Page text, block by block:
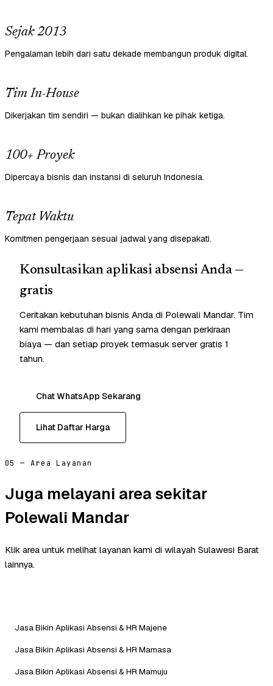
Sejak 2013
Pengalaman lebih dari satu dekade membangun produk digital.
Tim In-House
Dikerjakan tim sendiri — bukan dialihkan ke pihak ketiga.
100+ Proyek
Dipercaya bisnis dan instansi di seluruh Indonesia.
Tepat Waktu
Komitmen pengerjaan sesuai jadwal yang disepakati.
Konsultasikan aplikasi absensi Anda —
gratis
Ceritakan kebutuhan bisnis Anda di Polewali Mandar. Tim
kami membalas di hari yang sama dengan perkiraan
biaya — dan setiap proyek termasuk server gratis 1
tahun.
Chat WhatsApp Sekarang
Lihat Daftar Harga
05 — Area Layanan
Juga melayani area sekitar
Polewali Mandar
Klik area untuk melihat layanan kami di wilayah Sulawesi Barat
lainnya.
Jasa Bikin Aplikasi Absensi & HR Majene
Jasa Bikin Aplikasi Absensi & HR Mamasa
Jasa Bikin Aplikasi Absensi & HR Mamuju